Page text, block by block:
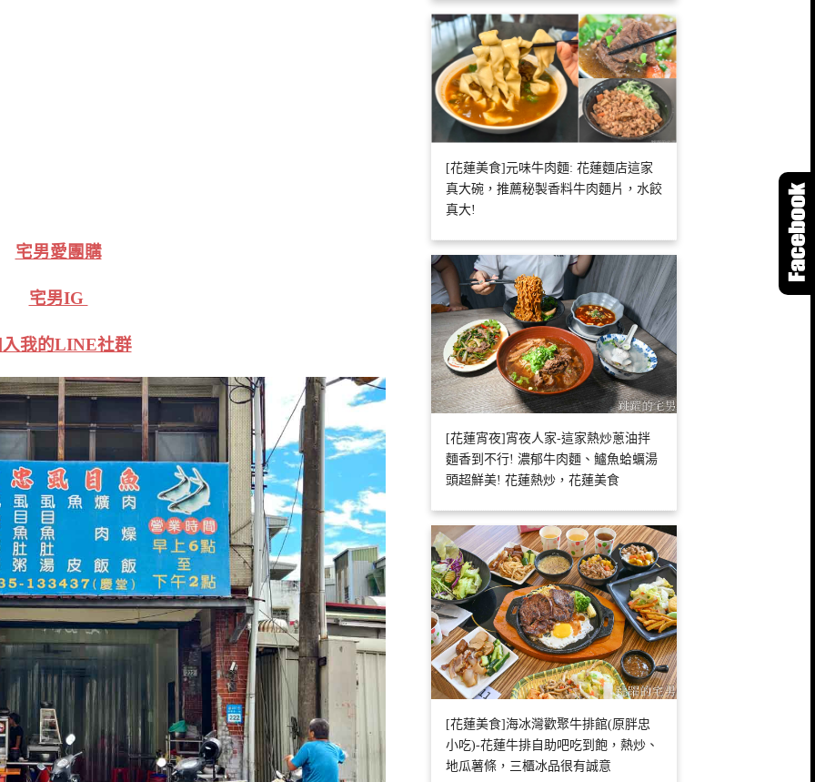
宅男愛團購
宅男IG
我的LINE社群
[花蓮美食]元味牛肉麵: 花蓮麵店這家
真大碗，推薦秘製香料牛肉麵片，水餃
真大!
[花蓮宵夜]宵夜人家-這家熱炒蔥油拌
麵香到不行! 濃郁牛肉麵、鱸魚蛤蠣湯
頭超鮮美! 花蓮熱炒，花蓮美食
[花蓮美食]海冰灣歡聚牛排館(原胖忠
小吃)-花蓮牛排自助吧吃到飽，熱炒、
地瓜薯條，三櫃冰品很有誠意